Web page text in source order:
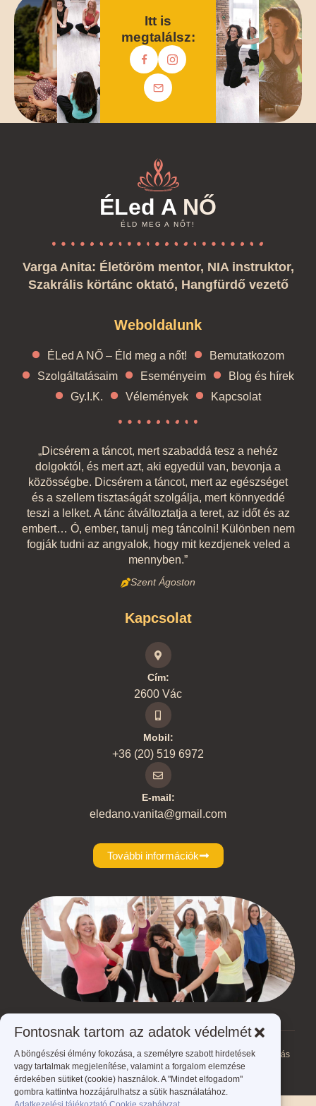
Fontosnak tartom az adatok védelmét
A böngészési élmény fokozása, a személyre szabott hirdetések
vagy tartalmak megjelenítése, valamint a forgalom elemzése
érdekében sütiket (cookie) használok. A "Mindet elfogadom"
gombra kattintva hozzájárulhatsz a sütik használatához.
Itt is
megtalálsz:
ÉLed A NŐ
ÉLD MEG A NŐT!
Varga Anita: Életöröm mentor, NIA instruktor,
Szakrális körtánc oktató, Hangfürdő vezető
Weboldalunk
ÉLed A NŐ – Éld meg a nőt!
Bemutatkozom
Szolgáltatásaim
Eseményeim
Blog és hírek
Gy.I.K.
Vélemények Kapcsolat
„Dicsérem a táncot, mert szabaddá tesz a nehéz
dolgoktól, és mert azt, aki egyedül van, bevonja a
közösségbe. Dicsérem a táncot, mert az egészséget
és a szellem tisztaságát szolgálja, mert könnyeddé
teszi a lelket. A tánc átváltoztatja a teret, az időt és az
embert… Ó, ember, tanulj meg táncolni! Különben nem
fogják tudni az angyalok, hogy mit kezdjenek veled a
mennyben.”
Szent Ágoston
Kapcsolat
Cím:
2600 Vác
Mobil:
+36 (20) 519 6972
E-mail:
eledano.vanita@gmail.com
További információk
Ön jelenleg itt van: ÉLed A NŐ - Éld meg a nőt!>csoportos foglalkozás